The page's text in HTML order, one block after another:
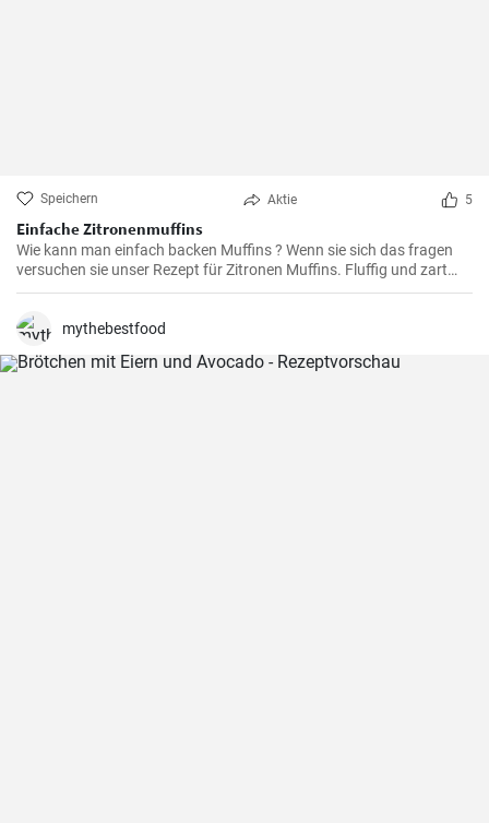
Speichern Aktie 5
Einfache Zitronenmuffins
Wie kann man einfach backen Muffins ? Wenn sie sich das fragen
versuchen sie unser Rezept für Zitronen Muffins. Fluffig und zart
voller Zitronenaroma zergehen sie auf der Zunge - Ihre Kinder und
mythebestfood